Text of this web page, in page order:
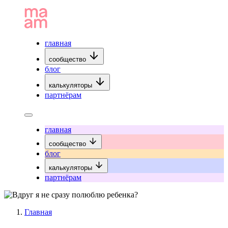
главная
сообщество
блог
калькуляторы
партнёрам
главная
сообщество
блог
калькуляторы
партнёрам
Главная